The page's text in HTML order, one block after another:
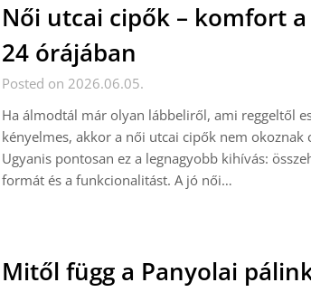
Női utcai cipők – komfort
24 órájában
Posted on 2026.06.05.
Ha álmodtál már olyan lábbeliről, ami reggeltől
kényelmes, akkor a női utcai cipők nem okoznak
Ugyanis pontosan ez a legnagyobb kihívás:
formát és a funkcionalitást. A jó női…
Mitől függ a Panyolai